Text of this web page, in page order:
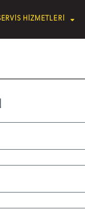
HİZMETLERİ